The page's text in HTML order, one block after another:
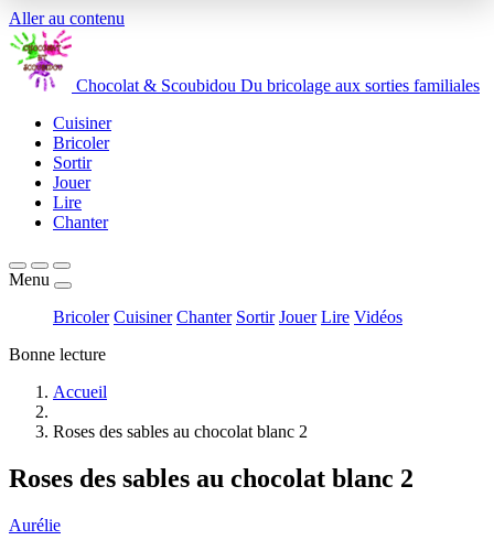
Aller au contenu
Chocolat & Scoubidou Du bricolage aux sorties familiales
Cuisiner
Bricoler
Sortir
Jouer
Lire
Chanter
Menu
Bricoler Cuisiner Chanter Sortir Jouer Lire Vidéos
Bonne lecture
Accueil
Roses des sables au chocolat blanc 2
Roses des sables au chocolat blanc 2
Aurélie